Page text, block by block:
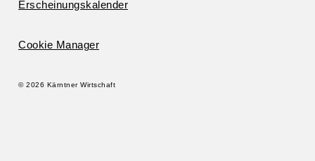
Erschei­nungs­ka­lender
Cookie Manager
© 2026 Kärntner Wirtschaft